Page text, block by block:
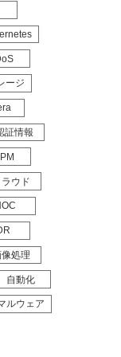
ージ
証情報
ラウド
処理
自動化
ルウェア